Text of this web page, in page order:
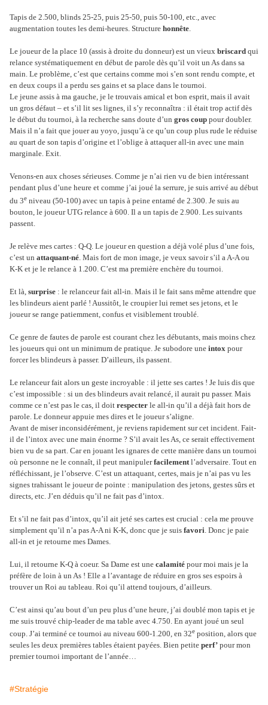
Tapis de 2.500, blinds 25-25, puis 25-50, puis 50-100, etc., avec
augmentation toutes les demi-heures. Structure honnête.
Le joueur de la place 10 (assis à droite du donneur) est un vieux briscard qui
relance systématiquement en début de parole dès qu’il voit un As dans sa
main. Le problème, c’est que certains comme moi s’en sont rendu compte, et
en deux coups il a perdu ses gains et sa place dans le tournoi.
Le jeune assis à ma gauche, je le trouvais amical et bon esprit, mais il avait
un gros défaut – et s’il lit ses lignes, il s’y reconnaîtra : il était trop actif dès
le début du tournoi, à la recherche sans doute d’un gros coup pour doubler.
Mais il n’a fait que jouer au yoyo, jusqu’à ce qu’un coup plus rude le réduise
au quart de son tapis d’origine et l’oblige à attaquer all-in avec une main
marginale. Exit.
Venons-en aux choses sérieuses. Comme je n’ai rien vu de bien intéressant
pendant plus d’une heure et comme j’ai joué la serrure, je suis arrivé au début
du 3e niveau (50-100) avec un tapis à peine entamé de 2.300. Je suis au
bouton, le joueur UTG relance à 600. Il a un tapis de 2.900. Les suivants
passent.
Je relève mes cartes : Q-Q. Le joueur en question a déjà volé plus d’une fois,
c’est un attaquant-né . Mais fort de mon image, je veux savoir s’il a A-A ou
K-K et je le relance à 1.200. C’est ma première enchère du tournoi.
Et là, surprise : le relanceur fait all-in. Mais il le fait sans même attendre que
les blindeurs aient parlé ! Aussitôt, le croupier lui remet ses jetons, et le
joueur se range patiemment, confus et visiblement troublé.
Ce genre de fautes de parole est courant chez les débutants, mais moins chez
les joueurs qui ont un minimum de pratique. Je subodore une intox pour
forcer les blindeurs à passer. D’ailleurs, ils passent.
Le relanceur fait alors un geste incroyable : il jette ses cartes ! Je luis dis que
c’est impossible : si un des blindeurs avait relancé, il aurait pu passer. Mais
comme ce n’est pas le cas, il doit respecter le all-in qu’il a déjà fait hors de
parole. Le donneur appuie mes dires et le joueur s’aligne.
Avant de miser inconsidérément, je reviens rapidement sur cet incident. Fait-
il de l’intox avec une main énorme ? S’il avait les As, ce serait effectivement
bien vu de sa part. Car en jouant les ignares de cette manière dans un tournoi
où personne ne le connaît, il peut manipulerfacilement l’adversaire. Tout en
réfléchissant, je l’observe. C’est un attaquant, certes, mais je n’ai pas vu les
signes trahissant le joueur de pointe : manipulation des jetons, gestes sûrs et
directs, etc. J’en déduis qu’il ne fait pas d’intox.
Et s’il ne fait pas d’intox, qu’il ait jeté ses cartes est crucial : cela me prouve
simplement qu’il n’a pas A-A ni K-K, donc que je suis favori . Donc je paie
all-in et je retourne mes Dames.
Lui, il retourne K-Q à coeur. Sa Dame est une calamité pour moi mais je la
préfère de loin à un As ! Elle a l’avantage de réduire en gros ses espoirs à
trouver un Roi au tableau. Roi qu’il attend toujours, d’ailleurs.
C’est ainsi qu’au bout d’un peu plus d’une heure, j’ai doublé mon tapis et je
me suis trouvé chip-leader de ma table avec 4.750. En ayant joué un seul
coup. J’ai terminé ce tournoi au niveau 600-1.200, en 32e position, alors que
seules les deux premières tables étaient payées. Bien petite perf’ pour mon
premier tournoi important de l’année…
#Stratégie